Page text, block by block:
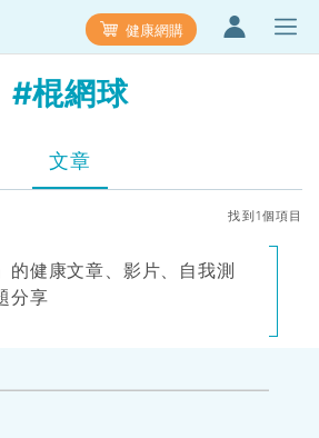
健康網購
#棍網球
文章
找到1個項目
的健康文章、影片、自我測
分享